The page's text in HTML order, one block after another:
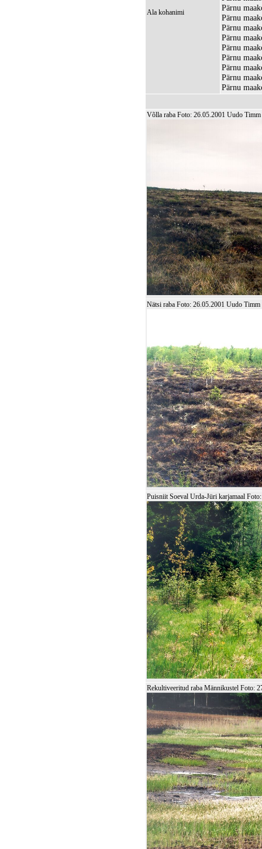
Ala kohanimi
Pärnu
Pärnu
Pärnu
Pärnu
Pärnu
Pärnu
Pärnu
Pärnu
Pärnu
Võlla raba Foto: 26.05.2001 Uudo Timm
Nätsi raba Foto: 26.05.2001 Uudo Timm
Puisniit Soeval Urda-Jüri karjamaal
Rekultiveeritud raba Männikustel Foto: